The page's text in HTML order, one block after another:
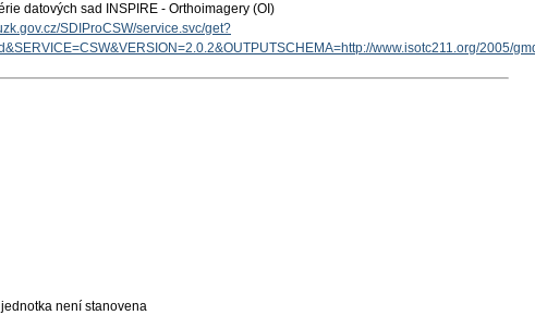
datových sad INSPIRE - Orthoimagery (OI)
SDIProCSW/service.svc/get?
www.isotc211.org/2005/
není stanovena